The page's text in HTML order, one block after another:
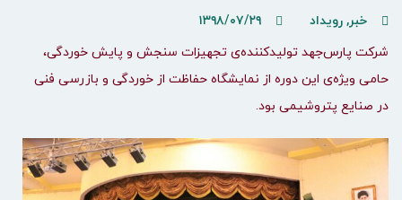
خبر, رویداد
۱۳۹۸/۰۷/۲۹
شرکت پارس‌جهد تولیدکننده‌ی تجهیزات سنجش و پایش خوردگی،
حامی ویژه‌ی این دوره از نمایشگاه حفاظت از خوردگی و بازرسی فنی
در صنایع پتروشیمی بود.